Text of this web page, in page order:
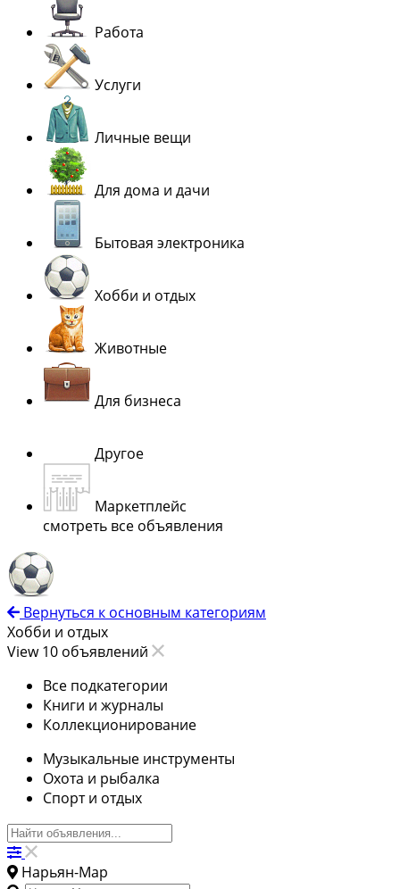
Работа
Услуги
Личные вещи
Для дома и дачи
Бытовая электроника
Хобби и отдых
Животные
Для бизнеса
Другое
Маркетплейс
смотреть все объявления
Вернуться к основным категориям
Хобби и отдых
View 10 объявлений
Все подкатегории
Книги и журналы
Коллекционирование
Музыкальные инструменты
Охота и рыбалка
Спорт и отдых
Нарьян-Мар